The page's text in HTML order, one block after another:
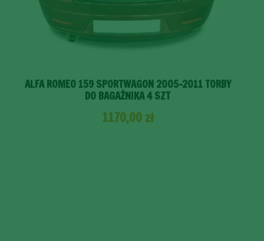
ALFA ROMEO 159 SPORTWAGON 2005-2011 TORBY
DO BAGAŻNIKA 4 SZT
1170,00 zł